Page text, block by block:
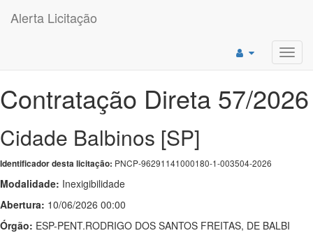
Alerta Licitação
Contratação Direta 57/2026
Cidade Balbinos [SP]
Identificador desta licitação: PNCP-96291141000180-1-003504-2026
Modalidade: Inexigibilidade
Abertura: 10/06/2026 00:00
Órgão: ESP-PENT.RODRIGO DOS SANTOS FREITAS, DE BALBI